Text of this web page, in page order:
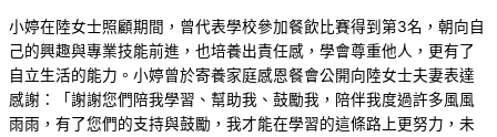
小婷在陸女士照顧期間，曾代表學校參加餐飲比賽得到第3名，朝向自
己的興趣與專業技能前進，也培養出責任感，學會尊重他人，更有了
自立生活的能力。小婷曾於寄養家庭感恩餐會公開向陸女士夫妻表達
感謝：「謝謝您們陪我學習、幫助我、鼓勵我，陪伴我度過許多風風
雨雨，有了您們的支持與鼓勵，我才能在學習的這條路上更努力，未